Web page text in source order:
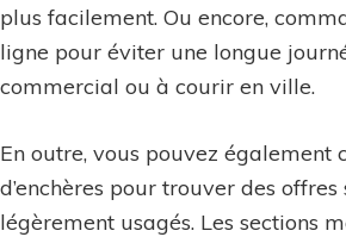
plus facilement. Ou encore,
ligne pour éviter une longue
commercial ou à courir en ville.
En outre, vous pouvez également
d’enchères pour trouver des offres
légèrement usagés. Les sections